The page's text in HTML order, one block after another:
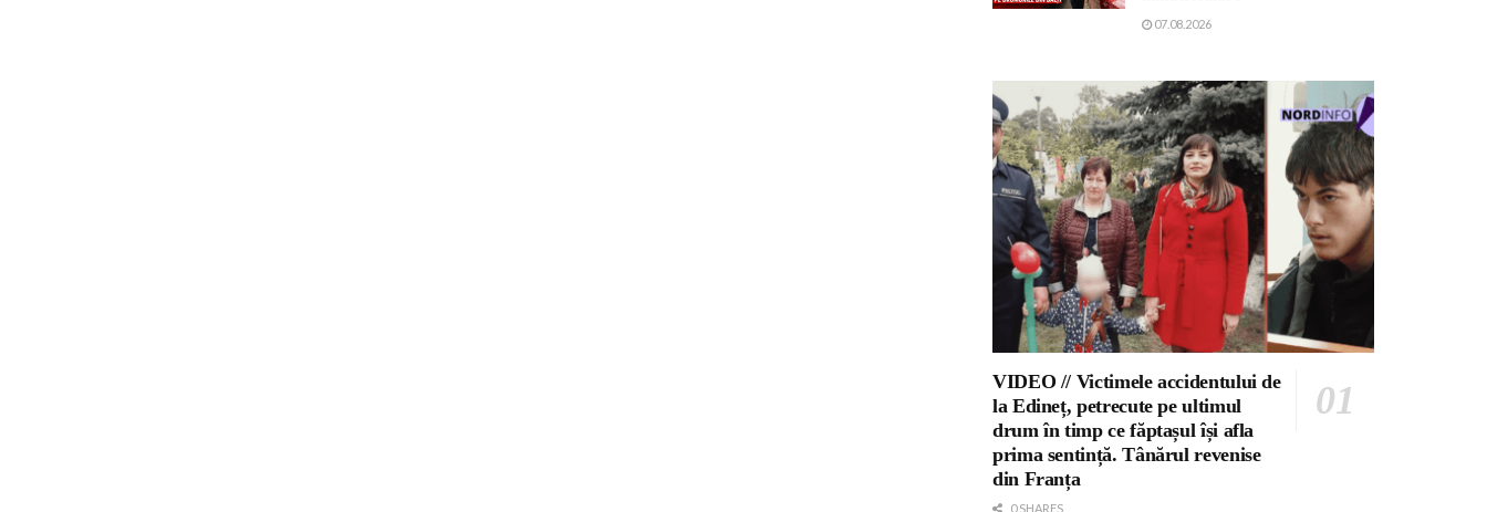
07.08.2026
VIDEO // Victimele accidentului de
la Edineț, petrecute pe ultimul
drum în timp ce făptașul își afla
prima sentință. Tânărul revenise
din Franța
0 SHARES